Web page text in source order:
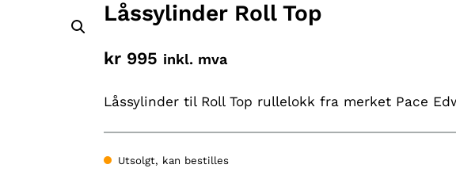
Låssylinder Roll Top
kr 995 inkl. mva
Låssylinder til Roll Top rullelokk fra merket Pace
Utsolgt, kan bestilles